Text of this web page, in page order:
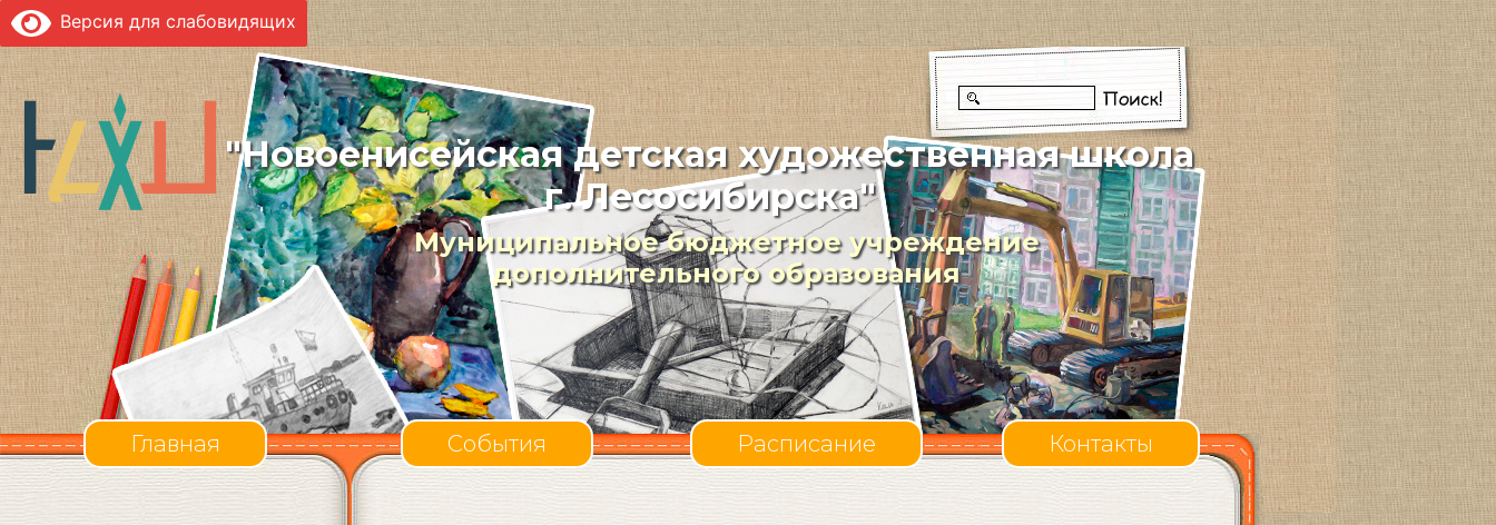
Версия для слабовидящих
"Новоенисейская детская художественная школа
г. Лесосибирска"
Муниципальное бюджетное учреждение
дополнительного образования
Расписание Контакты
Главная События